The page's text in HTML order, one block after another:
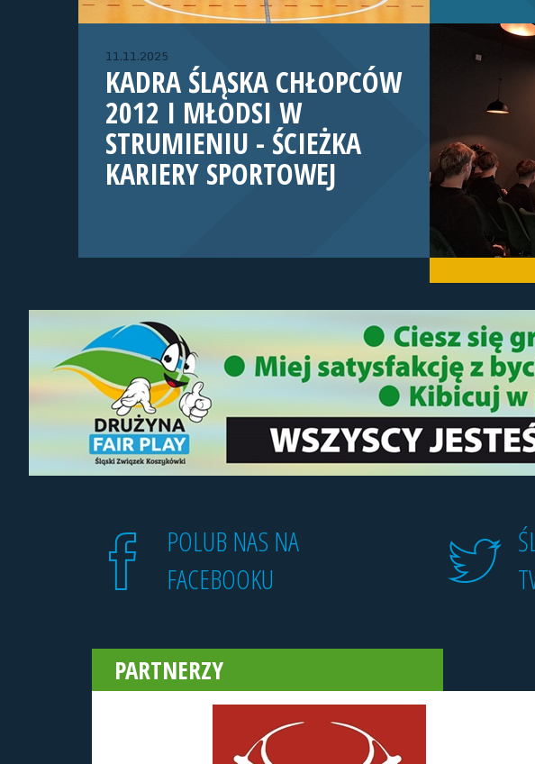
11.11.2025
KADRA ŚLĄSKA CHŁOPCÓW
2012 I MŁODSI W
STRUMIENIU - ŚCIEŻKA
KARIERY SPORTOWEJ
POLUB NAS NA
FACEBOOKU
PARTNERZY